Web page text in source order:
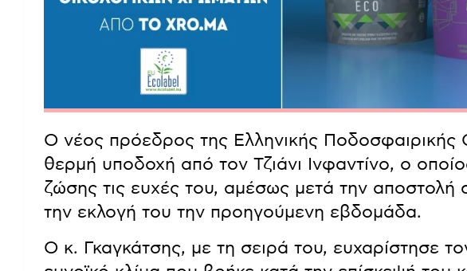
Ο νέος πρόεδρος της Ελληνικής Ποδοσφαιρικής
θερμή υποδοχή από τον Τζιάνι Ινφαντίνο, ο
ζώσης τις ευχές του, αμέσως μετά την αποστολή
την εκλογή του την προηγούμενη εβδομάδα.
Ο κ. Γκαγκάτσης, με τη σειρά του, ευχαρίστησε